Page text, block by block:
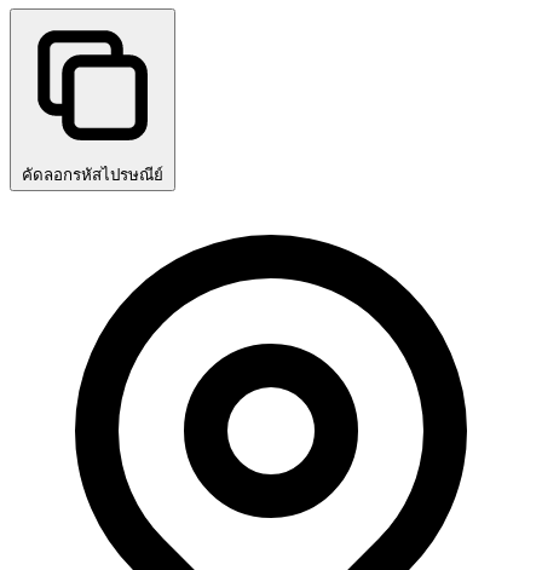
คัดลอกรหัสไปรษณีย์